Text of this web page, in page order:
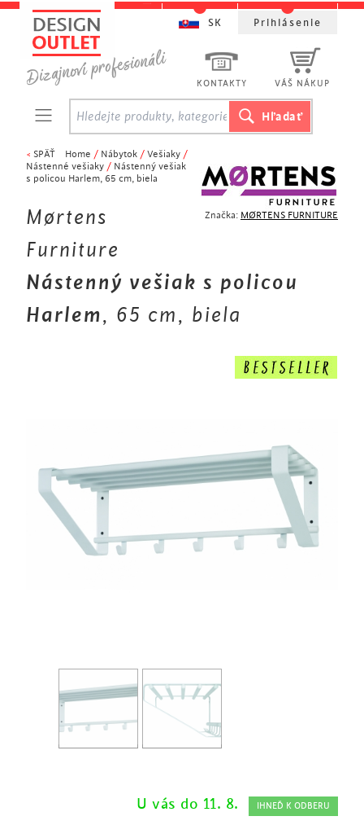
Značka: MØRTENS FURNITURE
< SPÄŤ Home / Nábytok / Vešiaky /
Nástenné vešiaky / Nástenný vešiak
s policou Harlem, 65 cm, biela
Mørtens
Furniture
Nástenný vešiak s policou
Harlem, 65 cm, biela
U vás do 11. 8. IHNEĎ K ODBERU
KONTAKTY VÁŠ NÁKUP
SK Prihlásenie